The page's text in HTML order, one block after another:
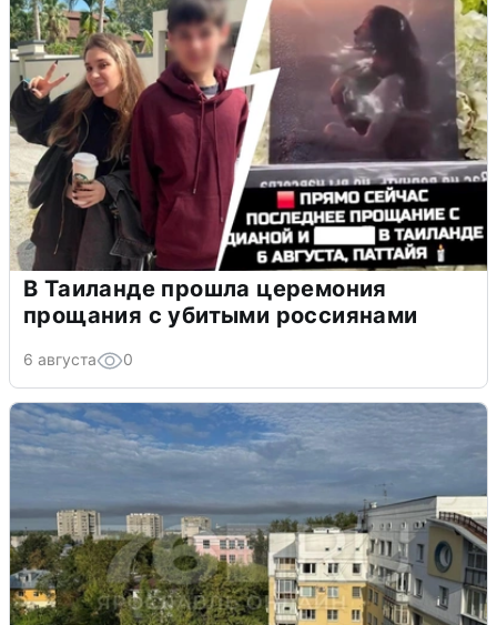
В Таиланде прошла церемония
прощания с убитыми россиянами
6 августа 0